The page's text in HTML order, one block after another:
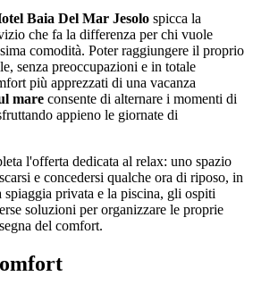
Baia Del Mar Jesolo spicca la
che fa la differenza per chi vuole
comodità. Poter raggiungere il proprio
senza preoccupazioni e in totale
più apprezzati di una vacanza
mare consente di alternare i momenti di
appieno le giornate di
l'offerta dedicata al relax: uno spazio
e concedersi qualche ora di riposo, in
spiaggia privata e la piscina, gli ospiti
soluzioni per organizzare le proprie
del comfort.